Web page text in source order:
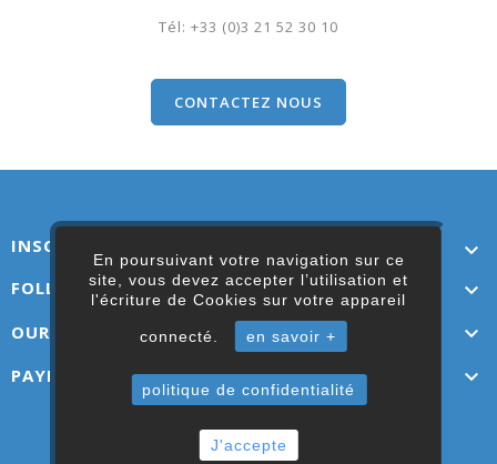
En poursuivant votre navigation sur ce
site, vous devez accepter l’utilisation et
l'écriture de Cookies sur votre appareil
connecté. en savoir +
politique de confidentialité
J'accepte
Tél: +33 (0)3 21 52 30 10
CONTACTEZ NOUS
INSCRIVEZ-VOUS ICI 
FOLLOW US 
OUR LINKS 
PAYMENT OPTIONS 
© 2019 - OCCASION2000 - Tous droits réservés